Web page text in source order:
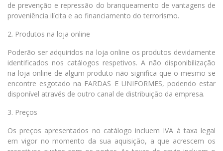
de prevenção e repressão do branqueamento de vantagens de
proveniência ilícita e ao financiamento do terrorismo.
2. Produtos na loja online
Poderão ser adquiridos na loja online os produtos devidamente
identificados nos catálogos respetivos. A não disponibilização
na loja online de algum produto não significa que o mesmo se
encontre esgotado na FARDAS E UNIFORMES, podendo estar
disponível através de outro canal de distribuição da empresa.
3. Preços
Os preços apresentados no catálogo incluem IVA à taxa legal
em vigor no momento da sua aquisição, a que acrescem os